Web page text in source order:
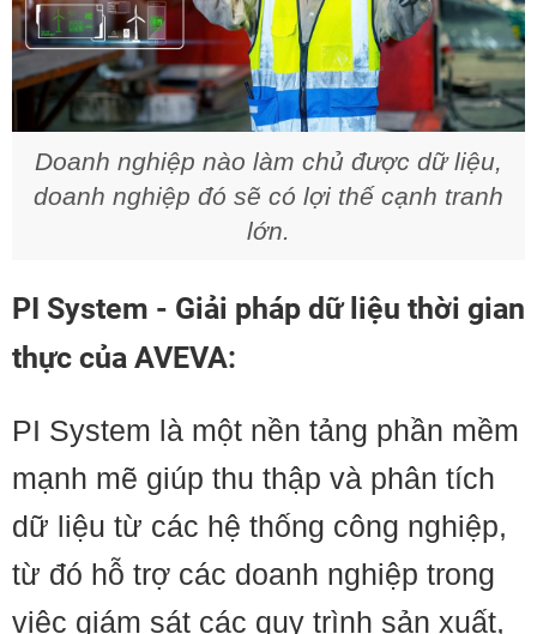
Doanh nghiệp nào làm chủ được dữ liệu,
doanh nghiệp đó sẽ có lợi thế cạnh tranh
lớn.
PI System - Giải pháp dữ liệu thời gian
thực của AVEVA:
PI System là một nền tảng phần mềm
mạnh mẽ giúp thu thập và phân tích
dữ liệu từ các hệ thống công nghiệp,
từ đó hỗ trợ các doanh nghiệp trong
việc giám sát các quy trình sản xuất,